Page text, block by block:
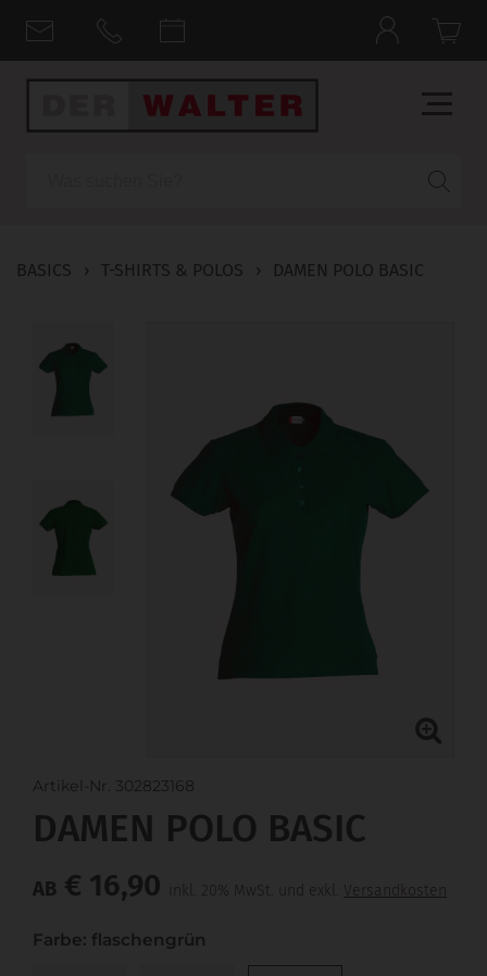
BASICS › T-SHIRTS & POLOS › DAMEN POLO BASIC
Artikel-Nr. 302823168
DAMEN POLO BASIC
AB € 16,90 inkl. 20% MwSt. und exkl. Versandkosten
Farbe: flaschengrün